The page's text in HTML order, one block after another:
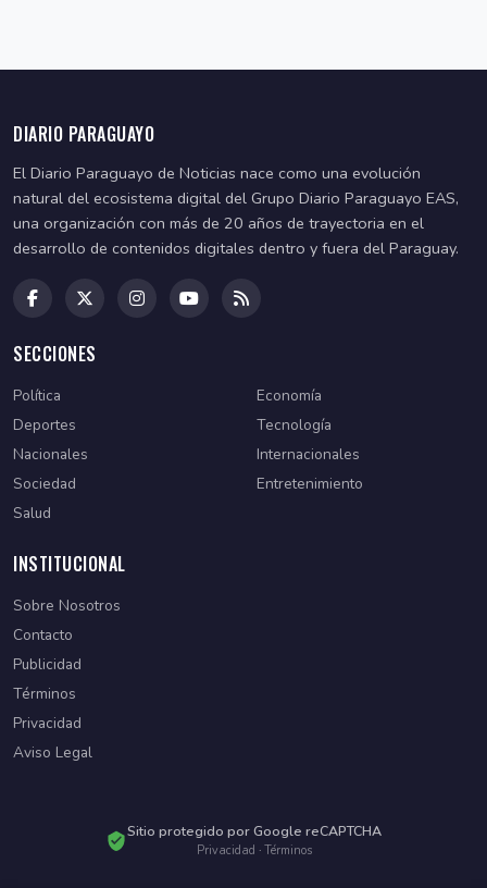
DIARIO PARAGUAYO
El Diario Paraguayo de Noticias nace como una evolución
natural del ecosistema digital del Grupo Diario Paraguayo EAS,
una organización con más de 20 años de trayectoria en el
desarrollo de contenidos digitales dentro y fuera del Paraguay.
SECCIONES
Política
Economía
Deportes
Tecnología
Nacionales
Internacionales
Sociedad
Entretenimiento
Salud
INSTITUCIONAL
Sobre Nosotros
Contacto
Publicidad
Términos
Privacidad
Aviso Legal
Sitio protegido por Google reCAPTCHA
Privacidad · Términos